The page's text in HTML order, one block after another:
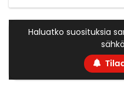
Haluatko suosituksia